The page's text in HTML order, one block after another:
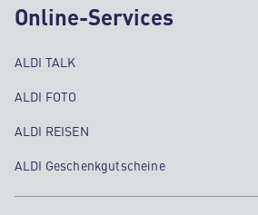
Online-Services
ALDI TALK
ALDI FOTO
ALDI REISEN
ALDI Geschenkgutscheine